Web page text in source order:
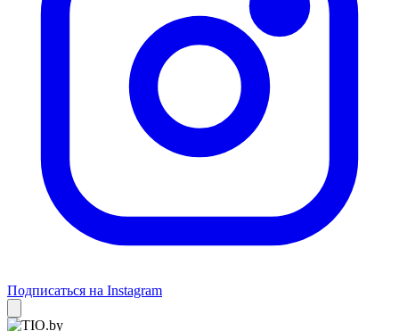
Подписаться на Instagram